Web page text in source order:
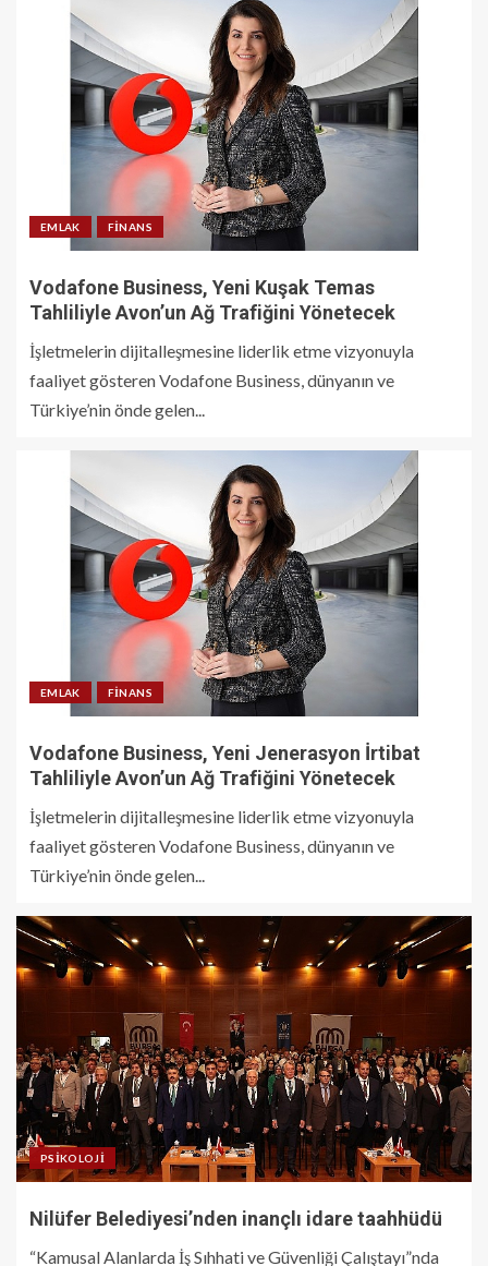
EMLAK FINANS
Vodafone Business, Yeni Kuşak Temas
Tahliliyle Avon’un Ağ Trafiğini Yönetecek
İşletmelerin dijitalleşmesine liderlik etme vizyonuyla
faaliyet gösteren Vodafone Business, dünyanın ve
Türkiye’nin önde gelen...
EMLAK FINANS
Vodafone Business, Yeni Jenerasyon İrtibat
Tahliliyle Avon’un Ağ Trafiğini Yönetecek
İşletmelerin dijitalleşmesine liderlik etme vizyonuyla
faaliyet gösteren Vodafone Business, dünyanın ve
Türkiye’nin önde gelen...
PSIKOLOJI
Nilüfer Belediyesi’nden inançlı idare taahhüdü
“Kamusal Alanlarda İş Sıhhati ve Güvenliği Çalıştayı”nda